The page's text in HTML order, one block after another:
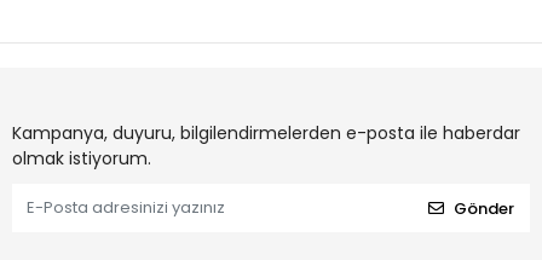
Kampanya, duyuru, bilgilendirmelerden e-posta ile haberdar
olmak istiyorum.
Gönder